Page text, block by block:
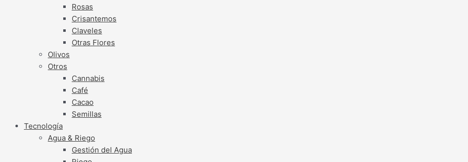
Rosas
Crisantemos
Claveles
Otras Flores
Olivos
Otros
Cannabis
Café
Cacao
Semillas
Tecnología
Agua & Riego
Gestión del Agua